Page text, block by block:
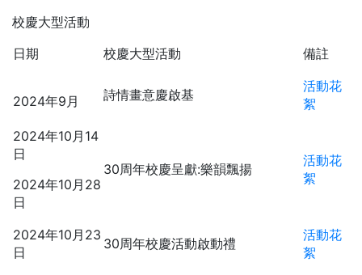
校慶大型活動
日期
校慶大型活動 備註
2024年9月 詩情畫意慶啟基
活動花
絮
2024年10月14
日
2024年10月28
日
30周年校慶呈獻:樂韻飄揚
活動花
絮
2024年10月23
日
30周年校慶活動啟動禮
活動花
絮